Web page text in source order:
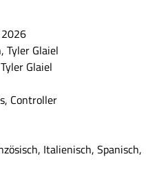
Tyler Glaiel
Glaiel
Controller
Italienisch, Spanisch,